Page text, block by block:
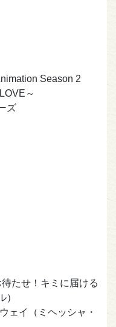
Season 2
～
ズ
たせ！キミに届ける
）
ェイ（ミヘッシャ・